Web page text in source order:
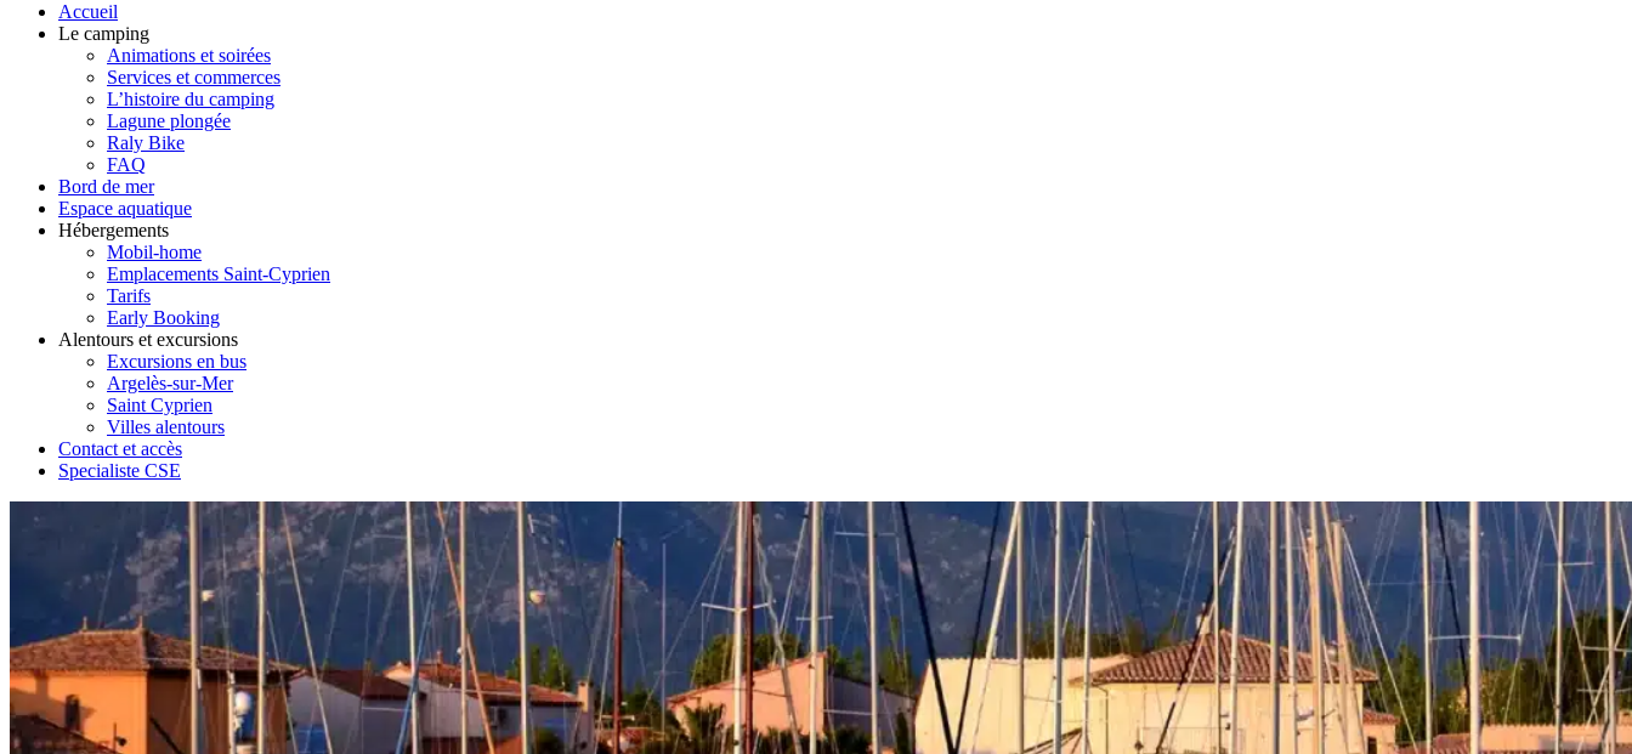
Accueil
Le camping
Animations et soirées
Services et commerces
L’histoire du camping
Lagune plongée
Raly Bike
FAQ
Bord de mer
Espace aquatique
Hébergements
Mobil-home
Emplacements Saint-Cyprien
Tarifs
Early Booking
Alentours et excursions
Excursions en bus
Argelès-sur-Mer
Saint Cyprien
Villes alentours
Contact et accès
Specialiste CSE